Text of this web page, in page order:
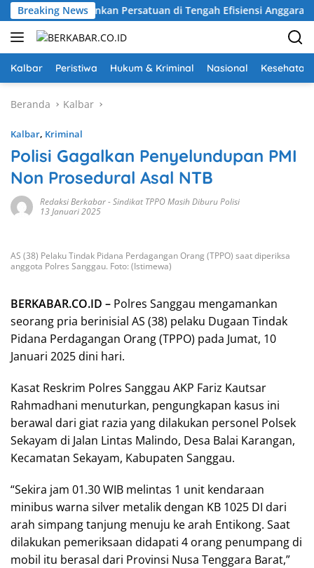
Langsung
ke
konten
Breaking News
Karolin Tekankan Persatuan di Tengah Efisiensi Anggaran
Kalbar Peristiwa Hukum & Kriminal Nasional Kesehatan
Beranda Kalbar
Kalbar, Kriminal
Polisi Gagalkan Penyelundupan PMI
Non Prosedural Asal NTB
Redaksi Berkabar-Sindikat TPPO Masih Diburu Polisi
13 Januari 2025
AS (38) Pelaku Tindak Pidana Perdagangan Orang (TPPO) saat diperiksa
anggota Polres Sanggau. Foto: (Istimewa)
BERKABAR.CO.ID – Polres Sanggau mengamankan
seorang pria berinisial AS (38) pelaku Dugaan Tindak
Pidana Perdagangan Orang (TPPO) pada Jumat, 10
Januari 2025 dini hari.
Kasat Reskrim Polres Sanggau AKP Fariz Kautsar
Rahmadhani menuturkan, pengungkapan kasus ini
berawal dari giat razia yang dilakukan personel Polsek
Sekayam di Jalan Lintas Malindo, Desa Balai Karangan,
Kecamatan Sekayam, Kabupaten Sanggau.
“Sekira jam 01.30 WIB melintas 1 unit kendaraan
minibus warna silver metalik dengan KB 1025 DI dari
arah simpang tanjung menuju ke arah Entikong. Saat
dilakukan pemeriksaan didapati 4 orang penumpang di
mobil itu berasal dari Provinsi Nusa Tenggara Barat,”